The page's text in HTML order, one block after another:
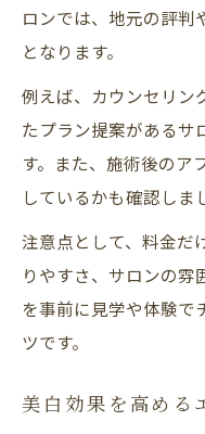
ロンでは、地元の評判
となります。
例えば、カウンセリン
たプラン提案があるサ
す。また、施術後のア
しているかも確認しま
注意点として、料金だ
りやすさ、サロンの雰
を事前に見学や体験で
ツです。
美白効果を高める